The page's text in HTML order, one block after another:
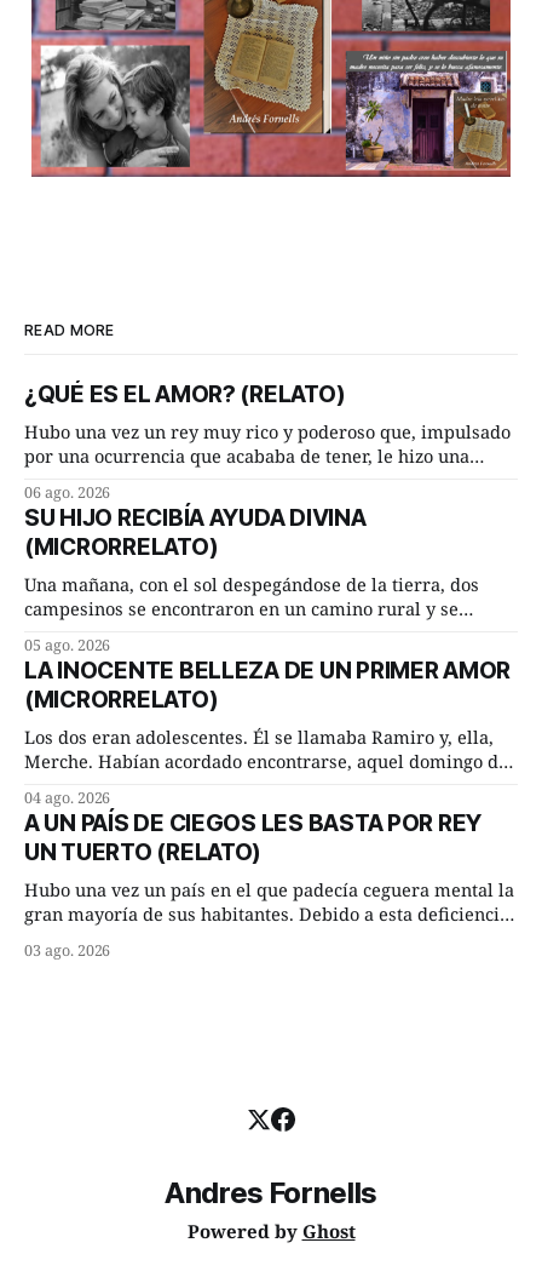
READ MORE
¿QUÉ ES EL AMOR? (RELATO)
Hubo una vez un rey muy rico y poderoso que, impulsado
por una ocurrencia que acababa de tener, le hizo una
Dime, hombre sabio, ¿qué es el amor según tú? Su
consejero, que era muy prudente y astuto le respondió de
inmediato:
06 ago. 2026
SU HIJO RECIBÍA AYUDA DIVINA
(MICRORRELATO)
Una mañana, con el sol despegándose de la tierra, dos
campesinos se encontraron en un camino rural y se
remolachas, Manuel? —quiso saber uno. —Eso acabo de
hacer, Paco. ¿Cómo va ese maíz tuyo? --se interesó el otro.
—De momento mejor
05 ago. 2026
LA INOCENTE BELLEZA DE UN PRIMER AMOR
(MICRORRELATO)
Los dos eran adolescentes. Él se llamaba Ramiro y, ella,
Merche. Habían acordado encontrarse, aquel domingo de
lugar del río que debía este nombre a la pronunciada
curva que la corriente fluvial presentaba en aquel punto.
Habían dispuesto que
04 ago. 2026
A UN PAÍS DE CIEGOS LES BASTA POR REY
UN TUERTO (RELATO)
Hubo una vez un país en el que padecía ceguera mental la
gran mayoría de sus habitantes. Debido a esta deficiencia,
superiores en número a los que no padecían ninguna
03 ago. 2026
Andres Fornells
Powered by Ghost